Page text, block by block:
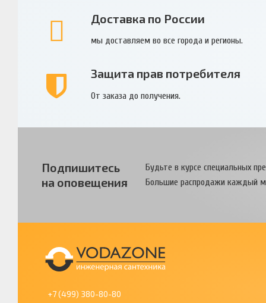
Доставка по России
мы доставляем во все города и регионы.
Защита прав потребителя
От заказа до получения.
Подпишитесь
на оповещения
Будьте в курсе специальных
Большие распродажи каждый
+7 (499) 380-80-80